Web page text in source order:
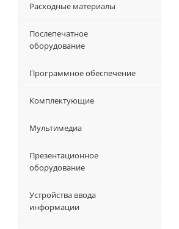
Расходные материалы
Послепечатное
оборудование
Программное обеспечение
Комплектующие
Мультимедиа
Презентационное
оборудование
Устройства ввода
информации